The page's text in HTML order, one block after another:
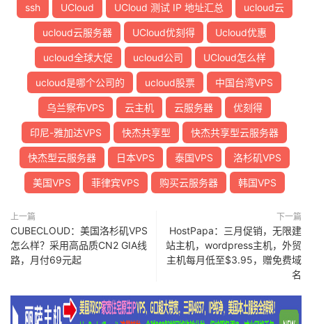
ssh UCloud UCloud 测试 IP 地址汇总 ucloud云
ucloud云服务器 UCloud优刻得 Ucloud优惠
ucloud全球大促 ucloud公司 UCloud怎么样
ucloud是哪个公司的 ucloud股票 中国台湾VPS
乌兰察布VPS 云主机 云服务器 优刻得
印尼-雅加达VPS 快杰共享型 快杰共享型云服务器
快杰型云服务器 日本VPS 泰国VPS 洛杉矶VPS
美国VPS 菲律宾VPS 购买云服务器 韩国VPS
上一篇
CUBECLOUD：美国洛杉矶VPS
怎么样？采用高品质CN2 GIA线
路，月付69元起
下一篇
HostPapa：三月促销，无限建
站主机，wordpress主机，外贸
主机每月低至$3.95，赠免费域
名